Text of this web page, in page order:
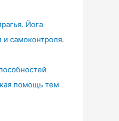
Йога
самоконтроля.
помощь тем